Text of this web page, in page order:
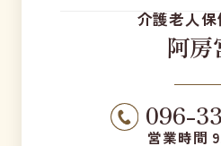
介護老人
阿房
096-
営業時間